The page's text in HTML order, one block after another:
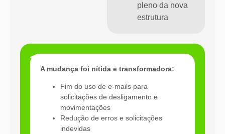
pleno da nova
estrutura
Resultados
A mudança foi nítida e transformadora:
Fim do uso de e-mails para
solicitações de desligamento e
movimentações
Redução de erros e solicitações
indevidas